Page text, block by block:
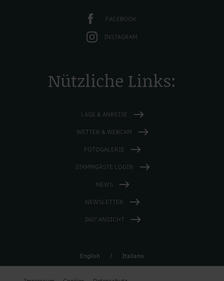
FACEBOOK
INSTAGRAM
Nützliche Links:
LAGE & ANREISE
WETTER & WEBCAM
FOTOGALERIE
STAMMGÄSTE LOGIN
NEWS
NEWSLETTER
360° ANSICHT
English / Italiano